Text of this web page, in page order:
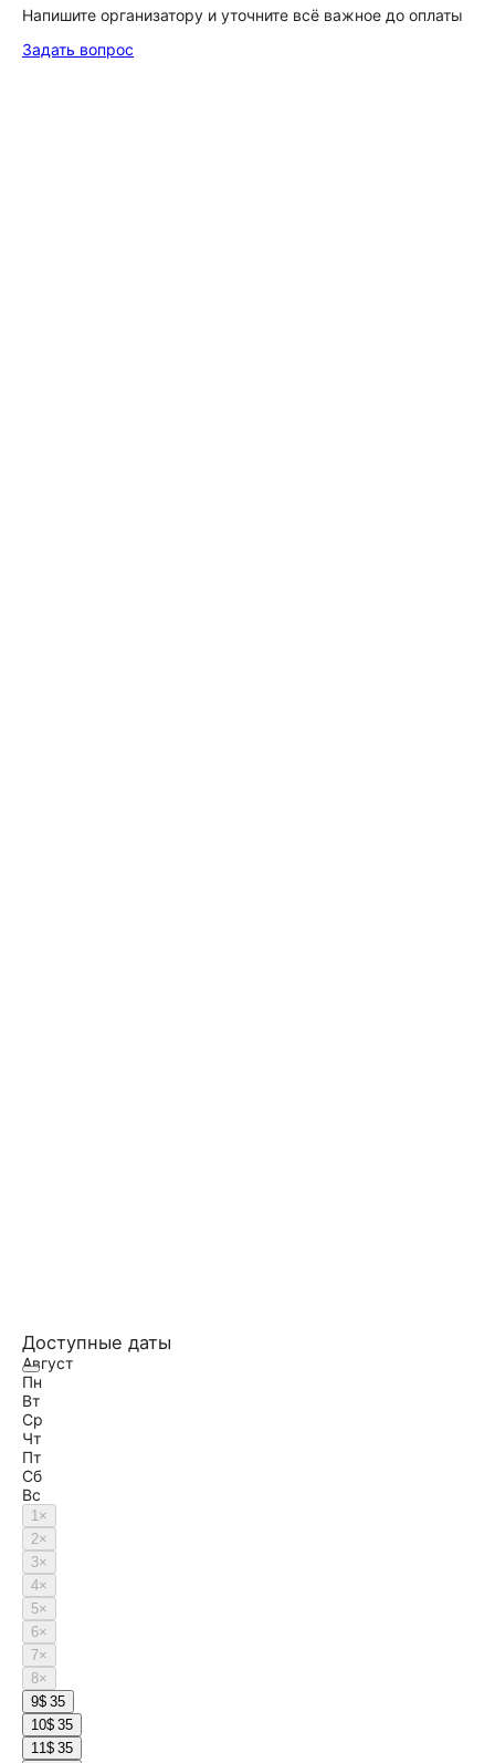
Напишите организатору и уточните всё важное до оплаты
Задать вопрос
Доступные даты
Август
Пн
Вт
Ср
Чт
Пт
Сб
Вс
1×
2×
3×
4×
5×
6×
7×
8×
9$ 35
10$ 35
11$ 35